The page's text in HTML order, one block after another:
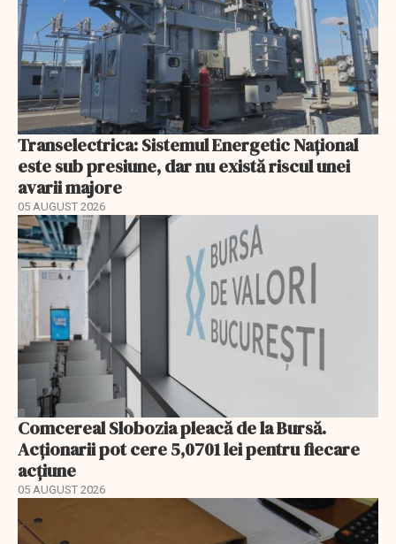
Transelectrica: Sistemul Energetic Național
este sub presiune, dar nu există riscul unei
avarii majore
05 AUGUST 2026
Comcereal Slobozia pleacă de la Bursă.
Acționarii pot cere 5,0701 lei pentru fiecare
acțiune
05 AUGUST 2026